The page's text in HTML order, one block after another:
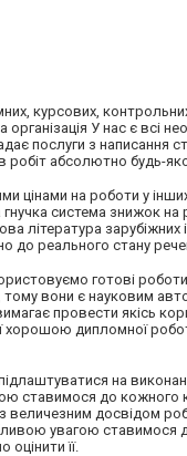
курсових,
У нас є всі
послуги з написання
робіт абсолютно будь-
цінами на роботи у
система знижок
література
до реального стану
готові
вони є науковим
провести якісь
хорошою дипломної
підлаштуватися на
до кожного
величезним досвідом
увагою
її.